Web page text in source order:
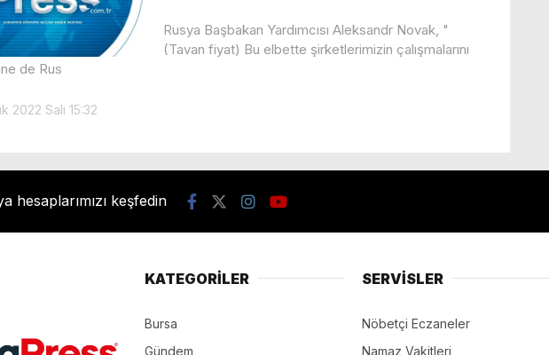
Rusya Başbakan Yardımcısı Aleksandr Novak, "
(Tavan fiyat) Bu elbette şirketlerimizin çalışmalarını
de Rus
2022 Salı 15:32
hesaplarımızı keşfedin
KATEGORİLER
Bursa
Gündem
SERVİSLER
Nöbetçi Eczaneler
Namaz Vakitleri